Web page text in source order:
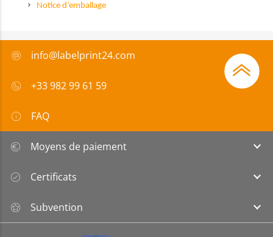
Notice d’emballage
info@labelprint24.com
+33 982 99 61 59
FAQ
Moyens de paiement
Certificats
Subvention